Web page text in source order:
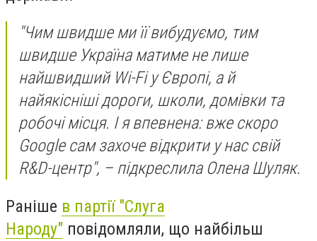
"Чим швидше ми її вибудуємо, тим
швидше Україна матиме не лише
найшвидший Wi-Fi у Європі, а й
найякісніші дороги, школи, домівки та
робочі місця. І я впевнена: вже скоро
Google сам захоче відкрити у нас свій
R&D-центр", – підкреслила Олена Шуляк.
Раніше в партії "Слуга
Народу" повідомляли, що найбільш